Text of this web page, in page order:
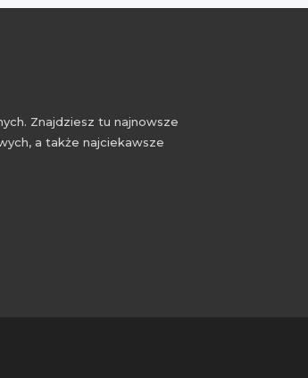
Znajdziesz tu najnowsze
a także najciekawsze